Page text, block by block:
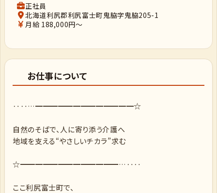
正社員
北海道利尻郡利尻富士町鬼脇字鬼脇205-1
月給 188,000円～
お仕事について
‥‥…━━━━━━━━━━━━━☆
自然のそばで、人に寄り添う介護へ
地域を支える“やさしいチカラ”求む
☆━━━━━━━━━━━━━…‥‥
ここ利尻富士町で、